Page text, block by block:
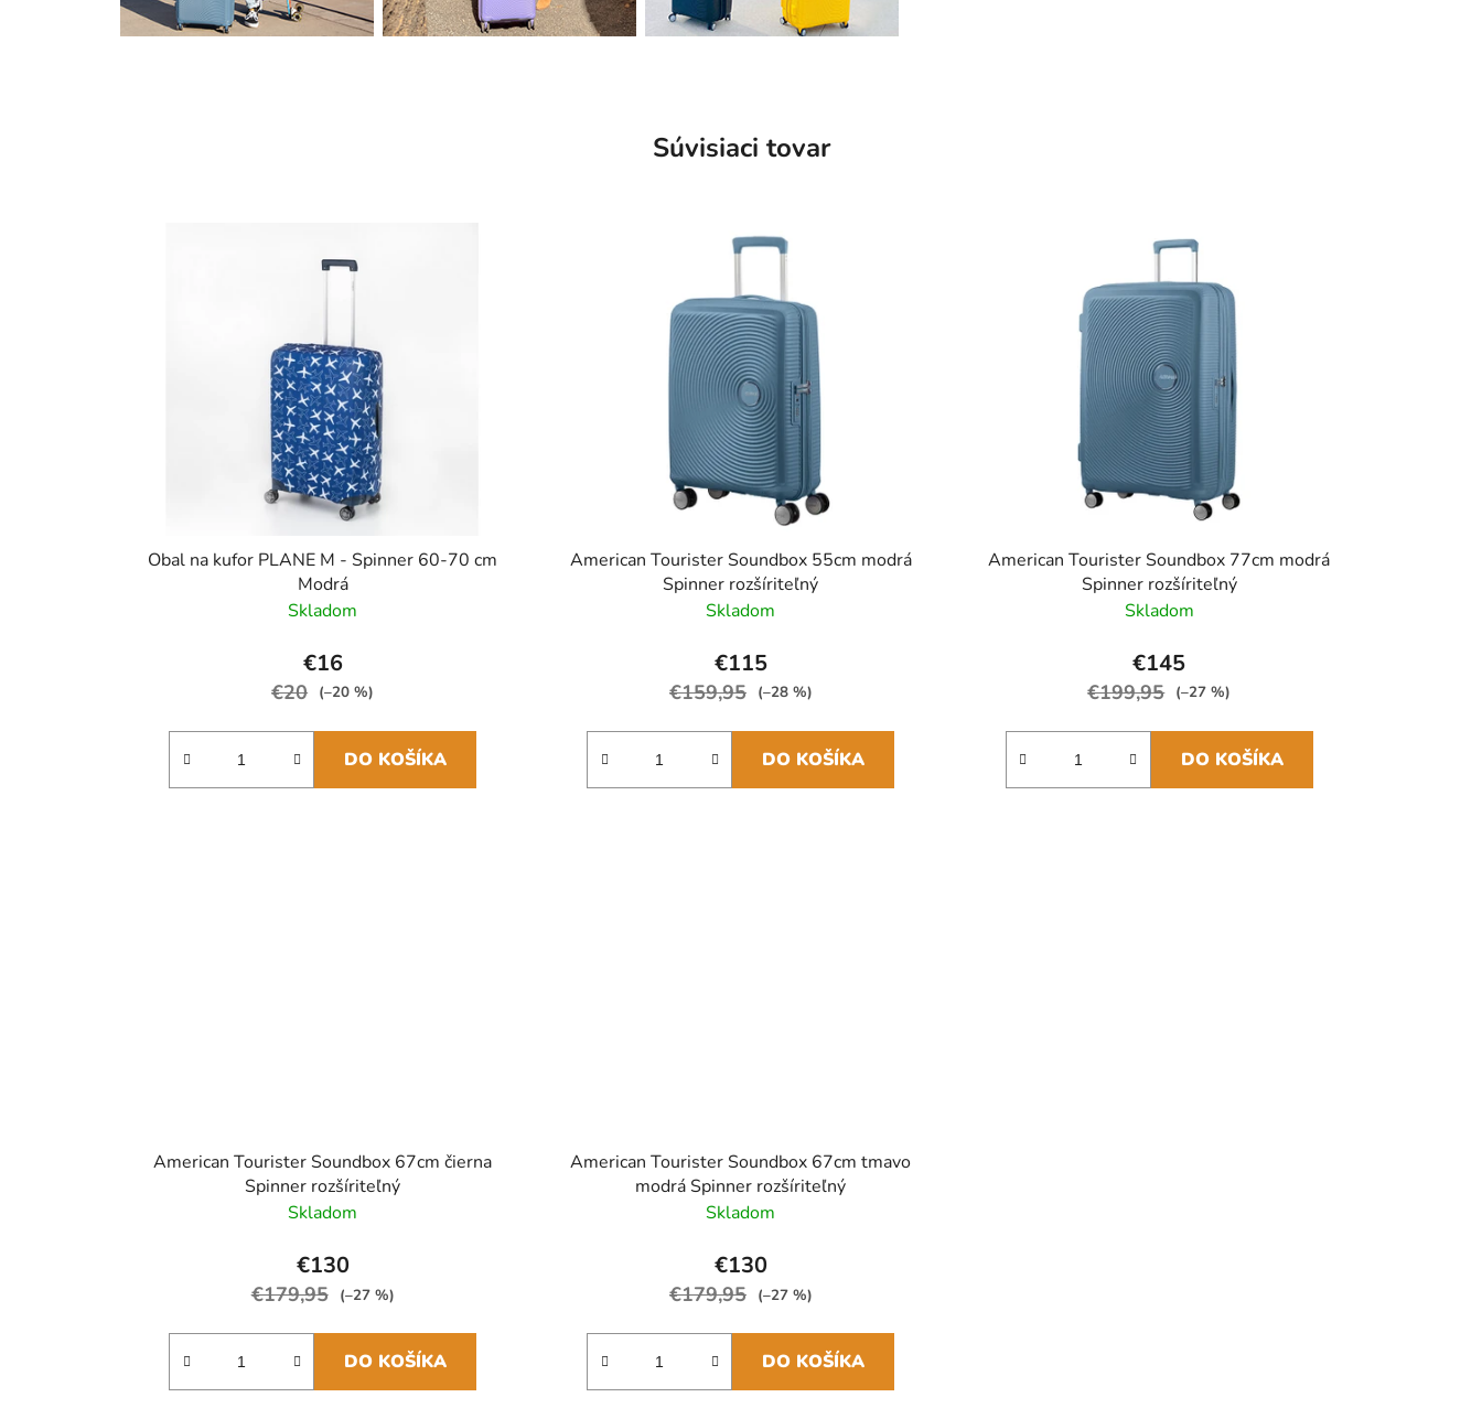
Súvisiaci tovar
Obal na kufor PLANE M - Spinner 60-70 cm
Modrá
Skladom
€16
€20 (–20 %)
DO KOŠÍKA
American Tourister Soundbox 55cm modrá
Spinner rozšíriteľný
Skladom
€115
€159,95 (–28 %)
DO KOŠÍKA
American Tourister Soundbox 77cm modrá
Spinner rozšíriteľný
Skladom
€145
€199,95 (–27 %)
DO KOŠÍKA
American Tourister Soundbox 67cm čierna
Spinner rozšíriteľný
Skladom
€130
€179,95 (–27 %)
DO KOŠÍKA
American Tourister Soundbox 67cm tmavo
modrá Spinner rozšíriteľný
Skladom
€130
€179,95 (–27 %)
DO KOŠÍKA